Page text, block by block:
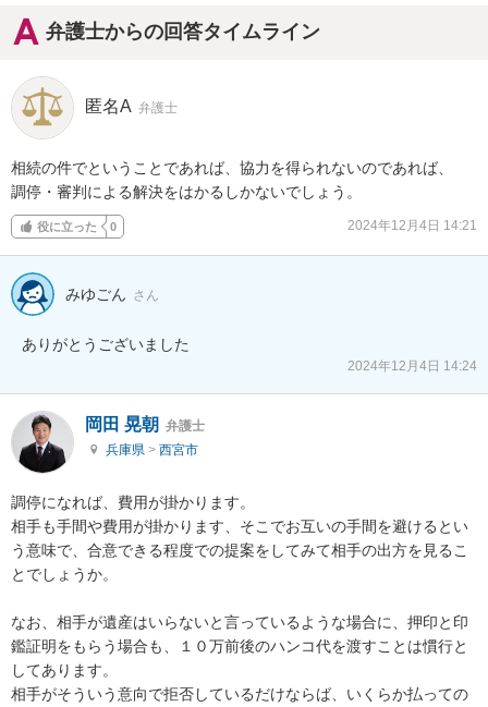
弁護士からの回答タイムライン
匿名A 弁護士
相続の件でということであれば、協力を得られないのであれば、
調停・審判による解決をはかるしかないでしょう。
役に立った 0 2024年12月4日 14:21
みゆごん さん
ありがとうございました
2024年12月4日 14:24
岡田 晃朝 弁護士
兵庫県 > 西宮市
調停になれば、費用が掛かります。
相手も手間や費用が掛かります、そこでお互いの手間を避けるとい
う意味で、合意できる程度での提案をしてみて相手の出方を見るこ
とでしょうか。
なお、相手が遺産はいらないと言っているような場合に、押印と印
鑑証明をもらう場合も、１０万前後のハンコ代を渡すことは慣行と
してあります。
相手がそういう意向で拒否しているだけならば、いくらか払っての